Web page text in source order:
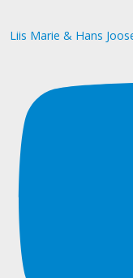
Liis Marie & Hans